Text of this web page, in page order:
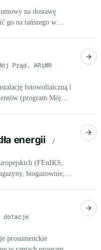
na dostawę
go na tańszego w
Prąd, ARiMR
fotowoltaiczną i
(program Mój
energii
/
(FEnIKS,
biogazownie,
dotacje
prosumenckie